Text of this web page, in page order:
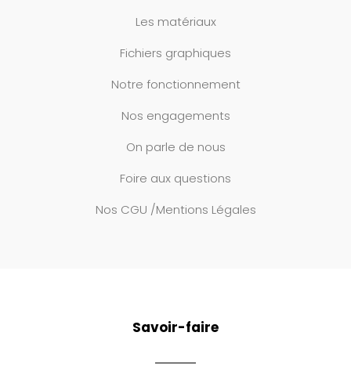
Les matériaux
Fichiers graphiques
Notre fonctionnement
Nos engagements
On parle de nous
Foire aux questions
Nos CGU /Mentions Légales
Savoir-faire